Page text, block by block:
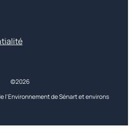
©2026
©2026
l'Environnement de Sénart et environs